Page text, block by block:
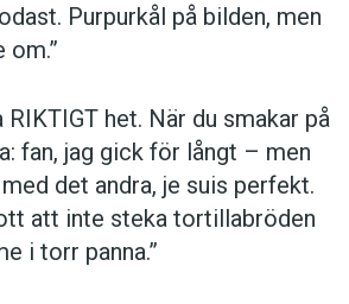
­Purpurkål på bilden, men
om.”
­RIKTIGT het. När du smakar på
fan, jag gick för långt – men
det andra, je suis perfekt.
att inte steka tortillabröden
i torr panna.”